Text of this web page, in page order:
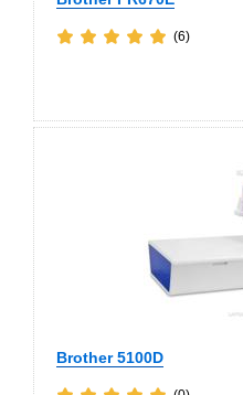
(6)
Brother 5100D